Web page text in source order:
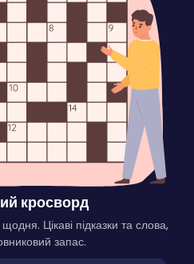
кросворд
Цікаві підказки та слова,
запас.